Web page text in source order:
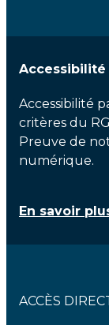
Accessibilité
critères du
Preuve de
numérique.
En savoir
ACCÈS